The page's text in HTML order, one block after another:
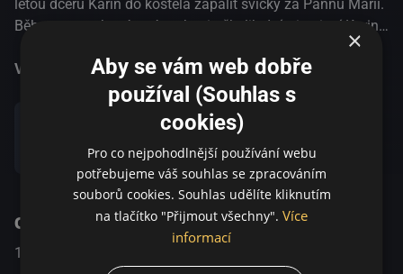
letou dceru Karin do kostela zapálit svíčky za Pannu Marii.
Během cesty, která trvá na koni několik dní, si naivní Karin
užívá klid a krásu jarního lesa, dokud nenarazí na skupinu
tuláků. Ohromeni její krásou ji znásilní a následně zabijí.
Když zdivočelí muži hledají na noc úkryt, nabídne jim ho
právě hluboce věřící statkář, čekající na dceřin návrat z
kostela. Otec Karin se zmítá mezi biblickým přikázáním,
které káže nezabít, a nesmírnou bolestí ze ztráty dcery,
kterou doprovází neuhasitelná touha po pomstě. Jak je
možné, že Bůh dopustil tak ohavnou smrt jeho dcery a
viníky poslal přímo pod jeho střechu a do jeho kožešin?
Režijně i kameramansky mistrovské filmové dílo získalo v
roce 1961 Oscara za nejlepší cizojazyčný film, Cenu Zlatý
Více informací
O pořadu
1960
×
Aby se vám web dobře
používal (Souhlas s
cookies)
Pro co nejpohodlnější používání webu
potřebujeme váš souhlas se zpracováním
souborů cookies. Souhlas udělíte kliknutím
na tlačítko "Přijmout všechny". Více
informací